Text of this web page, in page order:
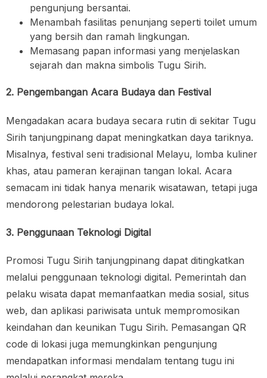
pengunjung bersantai.
Menambah fasilitas penunjang seperti toilet umum
yang bersih dan ramah lingkungan.
Memasang papan informasi yang menjelaskan
sejarah dan makna simbolis Tugu Sirih.
2. Pengembangan Acara Budaya dan Festival
Mengadakan acara budaya secara rutin di sekitar Tugu
Sirih tanjungpinang dapat meningkatkan daya tariknya.
Misalnya, festival seni tradisional Melayu, lomba kuliner
khas, atau pameran kerajinan tangan lokal. Acara
semacam ini tidak hanya menarik wisatawan, tetapi juga
mendorong pelestarian budaya lokal.
3. Penggunaan Teknologi Digital
Promosi Tugu Sirih tanjungpinang dapat ditingkatkan
melalui penggunaan teknologi digital. Pemerintah dan
pelaku wisata dapat memanfaatkan media sosial, situs
web, dan aplikasi pariwisata untuk mempromosikan
keindahan dan keunikan Tugu Sirih. Pemasangan QR
code di lokasi juga memungkinkan pengunjung
mendapatkan informasi mendalam tentang tugu ini